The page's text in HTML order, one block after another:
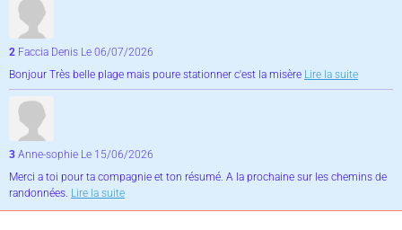
2 Faccia Denis Le 06/07/2026
Bonjour Très belle plage mais poure stationner c'est la misère Lire la suite
3 Anne-sophie Le 15/06/2026
Merci a toi pour ta compagnie et ton résumé. A la prochaine sur les chemins de
randonnées. Lire la suite